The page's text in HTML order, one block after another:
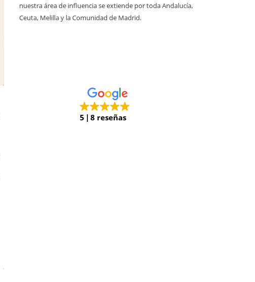
nuestra área de influencia se extiende por toda Andalucía,
Ceuta, Melilla y la Comunidad de Madrid.
5 8 reseñas